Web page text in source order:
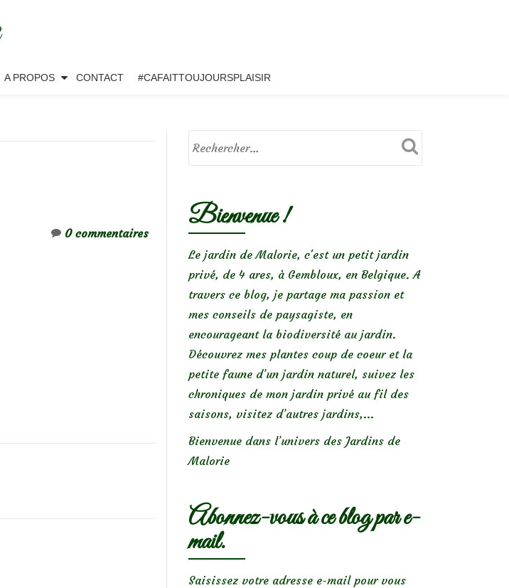
A PROPOS CONTACT #CAFAITTOUJOURSPLAISIR
0 commentaires
Bienvenue !
Le jardin de Malorie, c'est un petit jardin
privé, de 4 ares, à Gembloux, en Belgique. A
travers ce blog, je partage ma passion et
mes conseils de paysagiste, en
encourageant la biodiversité au jardin.
Découvrez mes plantes coup de coeur et la
petite faune d’un jardin naturel, suivez les
chroniques de mon jardin privé au fil des
saisons, visitez d’autres jardins,...
Bienvenue dans l’univers des Jardins de
Malorie
Abonnez-vous à ce blog par e-
mail.
Saisissez votre adresse e-mail pour vous